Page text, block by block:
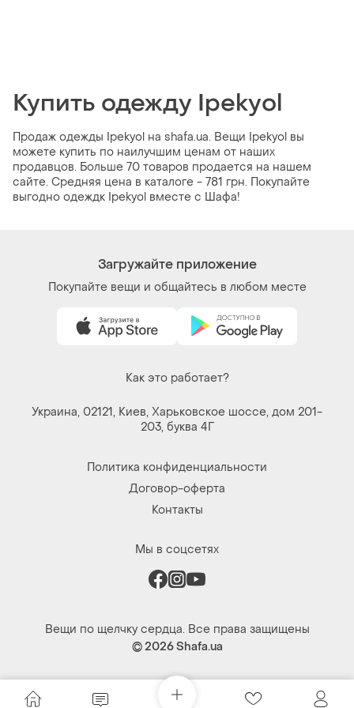
Купить одежду Ipekyol
Продаж одежды Ipekyol на shafa.ua. Вещи Ipekyol вы
можете купить по наилучшим ценам от наших
продавцов. Больше 70 товаров продается на нашем
сайте. Средняя цена в каталоге - 781 грн. Покупайте
выгодно одеждк Ipekyol вместе с Шафа!
Загружайте приложение
Покупайте вещи и общайтесь в любом месте
Как это работает?
Украина, 02121, Киев, Харьковское шоссе, дом 201-
203, буква 4Г
Политика конфиденциальности
Договор-оферта
Контакты
Мы в соцсетях
Вещи по щелчку сердца. Все права защищены
© 2026Shafa.ua